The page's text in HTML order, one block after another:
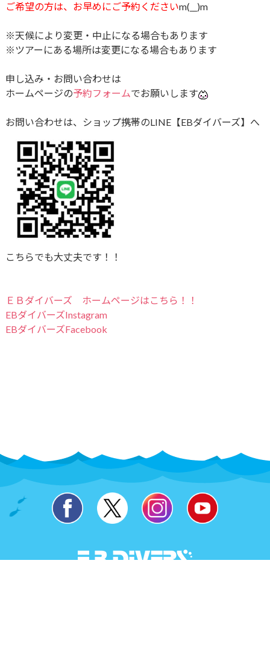
ご希望の方は、お早めにご予約くださいm(__)m
※天候により変更・中止になる場合もあります
※ツアーにある場所は変更になる場合もあります
申し込み・お問い合わせは
ホームページの予約フォームでお願いします
お問い合わせは、ショップ携帯のLINE【EBダイバーズ】へ
こちらでも大丈夫です！！
ＥＢダイバーズ ホームページはこちら！！
EBダイバーズInstagram
EBダイバーズFacebook